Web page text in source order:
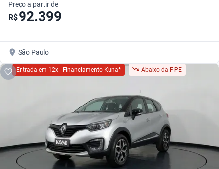
Preço a partir de
R$92.399
São Paulo
Entrada em 12x - Financiamento Kuna* Abaixo da FIPE